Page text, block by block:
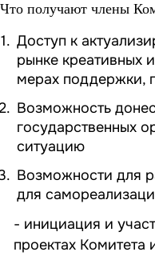
Что получают члены
Доступ к
рынке креативных
мерах поддержки,
Возможность
государственных
ситуацию
Возможности для
для
- инициация и
проектах